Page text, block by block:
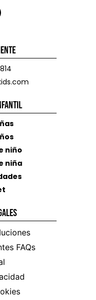
niño
niña
FAQs